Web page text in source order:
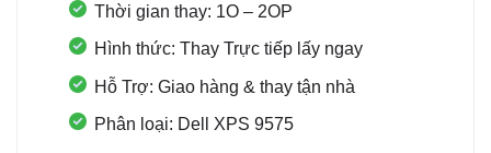
Thời gian thay: 1O – 2OP
Hình thức: Thay Trực tiếp lấy ngay
Hỗ Trợ: Giao hàng & thay tận nhà
Phân loại: Dell XPS 9575